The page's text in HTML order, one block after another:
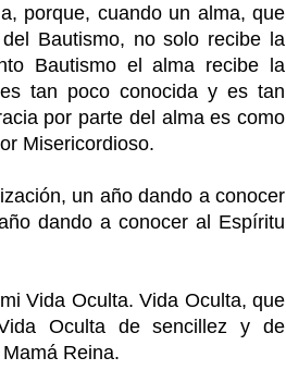
porque, cuando un alma, que
Bautismo, no solo recibe la
Bautismo el alma recibe la
tan poco conocida y es tan
por parte del alma es como
Misericordioso.
un año dando a conocer
dando a conocer al Espíritu
Vida Oculta. Vida Oculta, que
Oculta de sencillez y de
Reina.